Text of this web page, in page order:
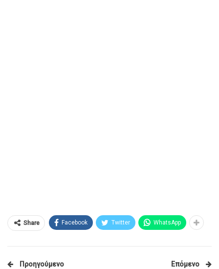
Share Facebook Twitter WhatsApp
Προηγούμενο
Επόμενο